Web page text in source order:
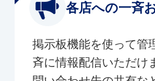
各店への一斉
掲示板機能を使って管
斉に情報配信いただけ